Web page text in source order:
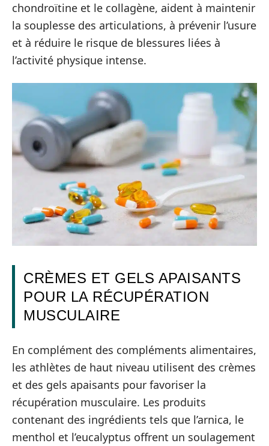
chondroïtine et le collagène, aident à maintenir
la souplesse des articulations, à prévenir l’usure
et à réduire le risque de blessures liées à
l’activité physique intense.
CRÈMES ET GELS APAISANTS
POUR LA RÉCUPÉRATION
MUSCULAIRE
En complément des compléments alimentaires,
les athlètes de haut niveau utilisent des crèmes
et des gels apaisants pour favoriser la
récupération musculaire. Les produits
contenant des ingrédients tels que l’arnica, le
menthol et l’eucalyptus offrent un soulagement